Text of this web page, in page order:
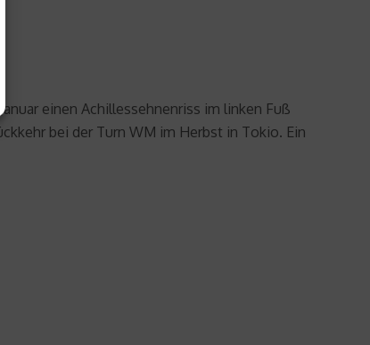
einen Achillessehnenriss im linken Fuß
bei der Turn WM im Herbst in Tokio. Ein